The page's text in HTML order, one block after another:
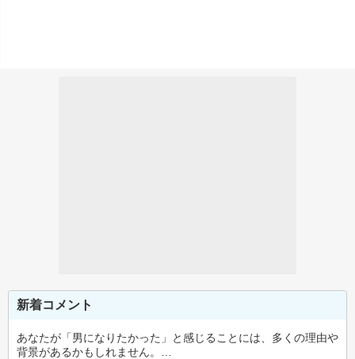
新着コメント
あなたが「男になりたかった」と感じることには、多くの理由や
背景があるかもしれません。…